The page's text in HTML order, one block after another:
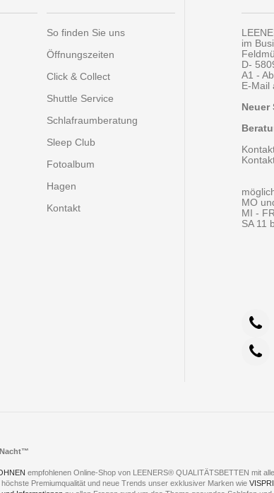
So finden Sie uns
Öffnungszeiten
Click & Collect
Shuttle Service
Schlafraumberatung
Sleep Club
Fotoalbum
Hagen
Kontakt
im
D-
A1 -
E-Mail
Neuer
MO
MI -
SA 11
Nacht™
empfohlenen Online-Shop von LEENERS® QUALITÄTSBETTEN mit
höchste Premiumqualität und neue Trends unser exklusiver Marken wie